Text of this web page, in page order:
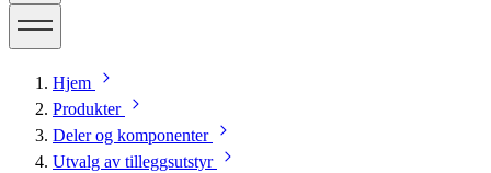
Hjem
Produkter
Deler og komponenter
Utvalg av tilleggsutstyr